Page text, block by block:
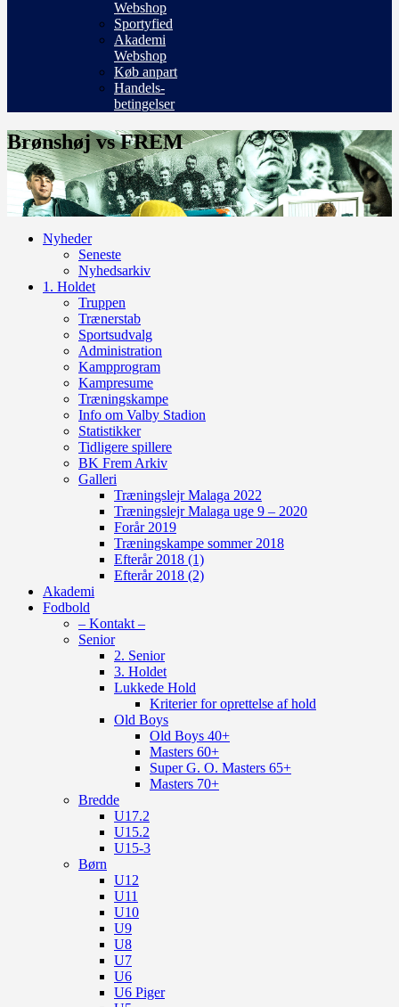
Webshop
Sportyfied
Akademi
Webshop
Køb anpart
Handels-
betingelser
Brønshøj vs FREM
Nyheder
Seneste
Nyhedsarkiv
1. Holdet
Truppen
Trænerstab
Sportsudvalg
Administration
Kampprogram
Kampresume
Træningskampe
Info om Valby Stadion
Statistikker
Tidligere spillere
BK Frem Arkiv
Galleri
Træningslejr Malaga 2022
Træningslejr Malaga uge 9 – 2020
Forår 2019
Træningskampe sommer 2018
Efterår 2018 (1)
Efterår 2018 (2)
Akademi
Fodbold
– Kontakt –
Senior
2. Senior
3. Holdet
Lukkede Hold
Kriterier for oprettelse af hold
Old Boys
Old Boys 40+
Masters 60+
Super G. O. Masters 65+
Masters 70+
Bredde
U17.2
U15.2
U15-3
Børn
U12
U11
U10
U9
U8
U7
U6
U6 Piger